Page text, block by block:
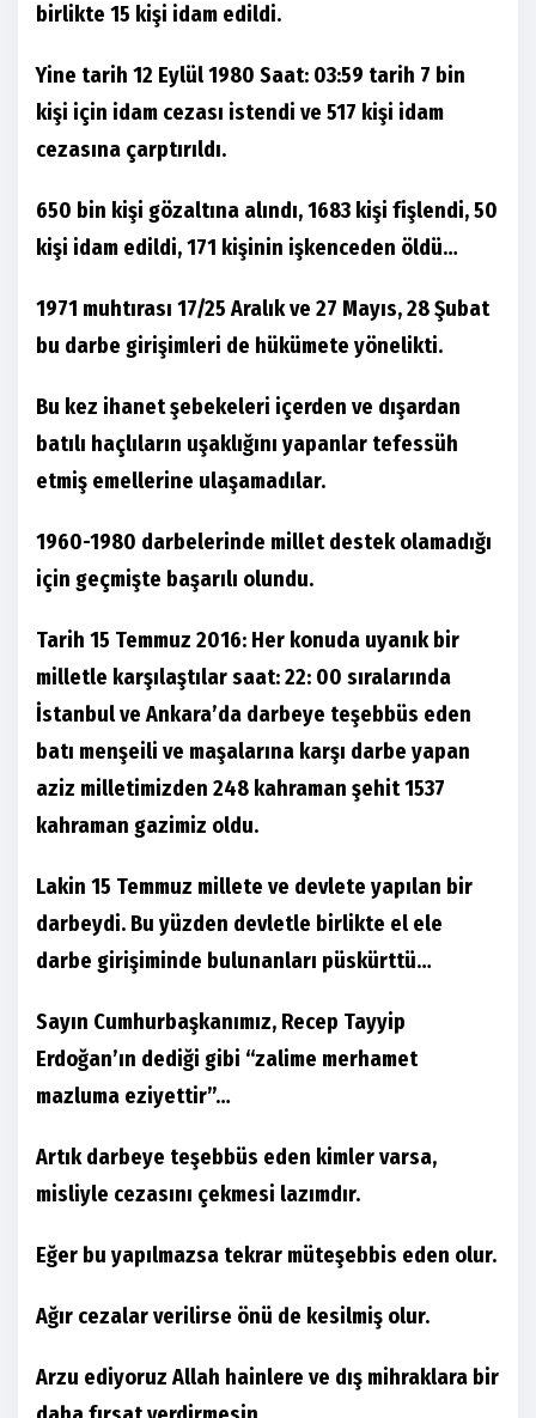
birlikte 15 kişi idam edildi.
Yine tarih 12 Eylül 1980 Saat: 03:59 tarih 7 bin
kişi için idam cezası istendi ve 517 kişi idam
cezasına çarptırıldı.
650 bin kişi gözaltına alındı, 1683 kişi fişlendi, 50
kişi idam edildi, 171 kişinin işkenceden öldü…
1971 muhtırası 17/25 Aralık ve 27 Mayıs, 28 Şubat
bu darbe girişimleri de hükümete yönelikti.
Bu kez ihanet şebekeleri içerden ve dışardan
batılı haçlıların uşaklığını yapanlar tefessüh
etmiş emellerine ulaşamadılar.
1960-1980 darbelerinde millet destek olamadığı
için geçmişte başarılı olundu.
Tarih 15 Temmuz 2016: Her konuda uyanık bir
milletle karşılaştılar saat: 22: 00 sıralarında
İstanbul ve Ankara’da darbeye teşebbüs eden
batı menşeili ve maşalarına karşı darbe yapan
aziz milletimizden 248 kahraman şehit 1537
kahraman gazimiz oldu.
Lakin 15 Temmuz millete ve devlete yapılan bir
darbeydi. Bu yüzden devletle birlikte el ele
darbe girişiminde bulunanları püskürttü…
Sayın Cumhurbaşkanımız, Recep Tayyip
Erdoğan’ın dediği gibi “zalime merhamet
mazluma eziyettir”…
Artık darbeye teşebbüs eden kimler varsa,
misliyle cezasını çekmesi lazımdır.
Eğer bu yapılmazsa tekrar müteşebbis eden olur.
Ağır cezalar verilirse önü de kesilmiş olur.
Arzu ediyoruz Allah hainlere ve dış mihraklara bir